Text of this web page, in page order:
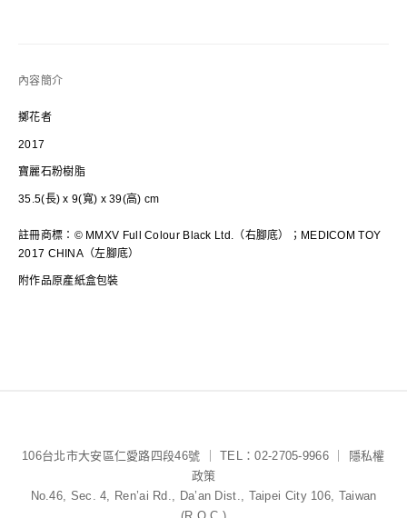
內容簡介
擲花者
2017
寶麗石粉樹脂
35.5(長) x 9(寬) x 39(高) cm
註冊商標：© MMXV Full Colour Black Ltd.（右腳底）；MEDICOM TOY
2017 CHINA（左腳底）
附作品原產紙盒包裝
106台北市大安區仁愛路四段46號 ｜ TEL：02-2705-9966 ｜ 隱私權
政策
No.46, Sec. 4, Ren’ai Rd., Da’an Dist., Taipei City 106, Taiwan